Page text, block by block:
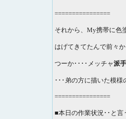
================
それから、My携帯に色
はげてきてたんで前々
つーか････メッチャ派手
･･･弟の方に描いた模
================
■本日の作業状況･･と言